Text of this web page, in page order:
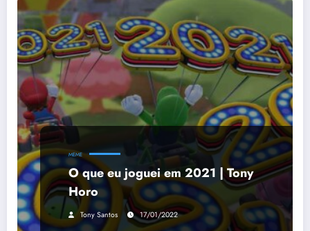
MEME
O que eu joguei em 2021 | Tony
Horo
Tony Santos 17/01/2022